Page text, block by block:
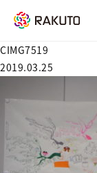
CIMG7519
2019.03.25